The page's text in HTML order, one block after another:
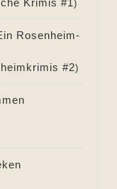
Krimis #1)
Rosenheim-
#2)